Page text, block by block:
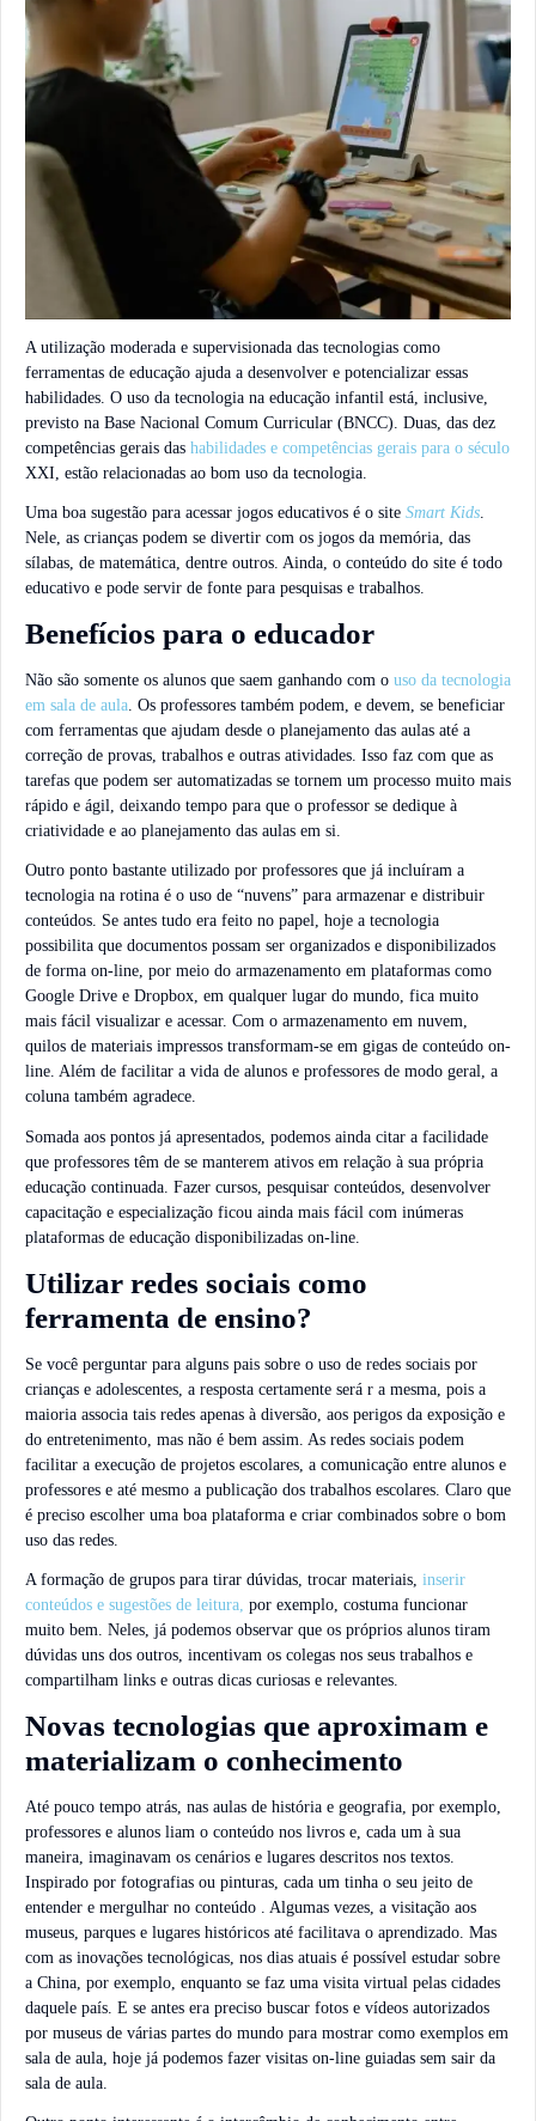
A utilização moderada e supervisionada das tecnologias como
ferramentas de educação ajuda a desenvolver e potencializar essas
habilidades. O uso da tecnologia na educação infantil está, inclusive,
previsto na Base Nacional Comum Curricular (BNCC). Duas, das dez
competências gerais das habilidades e competências gerais para o século
XXI, estão relacionadas ao bom uso da tecnologia.
Uma boa sugestão para acessar jogos educativos é o site Smart Kids.
Nele, as crianças podem se divertir com os jogos da memória, das
sílabas, de matemática, dentre outros. Ainda, o conteúdo do site é todo
educativo e pode servir de fonte para pesquisas e trabalhos.
Benefícios para o educador
Não são somente os alunos que saem ganhando com o uso da tecnologia
em sala de aula . Os professores também podem, e devem, se beneficiar
com ferramentas que ajudam desde o planejamento das aulas até a
correção de provas, trabalhos e outras atividades. Isso faz com que as
tarefas que podem ser automatizadas se tornem um processo muito mais
rápido e ágil, deixando tempo para que o professor se dedique à
criatividade e ao planejamento das aulas em si.
Outro ponto bastante utilizado por professores que já incluíram a
tecnologia na rotina é o uso de “nuvens” para armazenar e distribuir
conteúdos. Se antes tudo era feito no papel, hoje a tecnologia
possibilita que documentos possam ser organizados e disponibilizados
de forma on-line, por meio do armazenamento em plataformas como
Google Drive e Dropbox, em qualquer lugar do mundo, fica muito
mais fácil visualizar e acessar. Com o armazenamento em nuvem,
quilos de materiais impressos transformam-se em gigas de conteúdo on-
line. Além de facilitar a vida de alunos e professores de modo geral, a
coluna também agradece.
Somada aos pontos já apresentados, podemos ainda citar a facilidade
que professores têm de se manterem ativos em relação à sua própria
educação continuada. Fazer cursos, pesquisar conteúdos, desenvolver
capacitação e especialização ficou ainda mais fácil com inúmeras
plataformas de educação disponibilizadas on-line.
Utilizar redes sociais como
ferramenta de ensino?
Se você perguntar para alguns pais sobre o uso de redes sociais por
crianças e adolescentes, a resposta certamente será r a mesma, pois a
maioria associa tais redes apenas à diversão, aos perigos da exposição e
do entretenimento, mas não é bem assim. As redes sociais podem
facilitar a execução de projetos escolares, a comunicação entre alunos e
professores e até mesmo a publicação dos trabalhos escolares. Claro que
é preciso escolher uma boa plataforma e criar combinados sobre o bom
uso das redes.
A formação de grupos para tirar dúvidas, trocar materiais, inserir
conteúdos e sugestões de leitura, por exemplo, costuma funcionar
muito bem. Neles, já podemos observar que os próprios alunos tiram
dúvidas uns dos outros, incentivam os colegas nos seus trabalhos e
compartilham links e outras dicas curiosas e relevantes.
Novas tecnologias que aproximam e
materializam o conhecimento
Até pouco tempo atrás, nas aulas de história e geografia, por exemplo,
professores e alunos liam o conteúdo nos livros e, cada um à sua
maneira, imaginavam os cenários e lugares descritos nos textos.
Inspirado por fotografias ou pinturas, cada um tinha o seu jeito de
entender e mergulhar no conteúdo . Algumas vezes, a visitação aos
museus, parques e lugares históricos até facilitava o aprendizado. Mas
com as inovações tecnológicas, nos dias atuais é possível estudar sobre
a China, por exemplo, enquanto se faz uma visita virtual pelas cidades
daquele país. E se antes era preciso buscar fotos e vídeos autorizados
por museus de várias partes do mundo para mostrar como exemplos em
sala de aula, hoje já podemos fazer visitas on-line guiadas sem sair da
sala de aula.